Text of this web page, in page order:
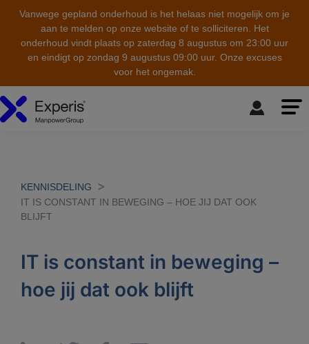
Vanwege gepland onderhoud is het helaas niet mogelijk om je
aan te melden op onze website of te solliciteren. Het
onderhoud vindt plaats op zaterdag 8 augustus om 23:00 uur
en eindigt op zondag 9 augustus 09:00 uur. Onze excuses
voor het ongemak.
skip to the main content
KENNISDELING
IT IS CONSTANT IN BEWEGING – HOE JIJ DAT OOK
BLIJFT
IT is constant in beweging –
hoe jij dat ook blijft